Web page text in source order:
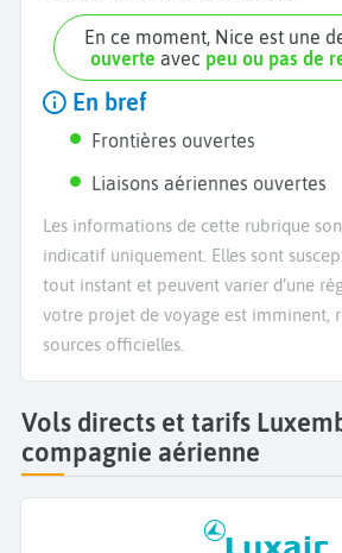
En ce moment, Nice est une
ouverte avec peu ou pas de
En bref
Frontières ouvertes
Liaisons aériennes ouvertes
Les informations de cette rubrique
indicatif uniquement. Elles sont
tout instant et peuvent varier d’une
votre projet de voyage est imminent,
sources officielles.
Vols directs et tarifs
compagnie aérienne